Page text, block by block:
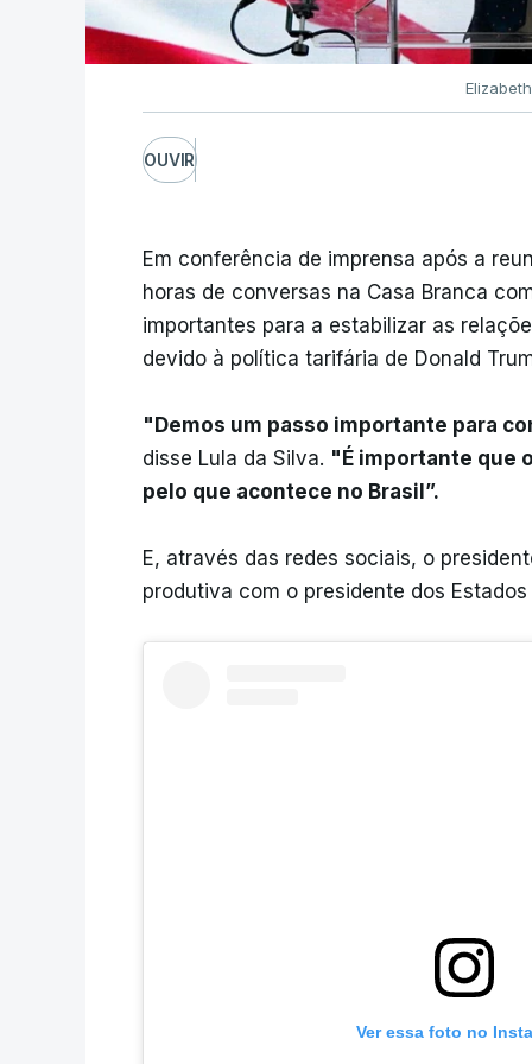
OUVIR
Em conferência de imprensa após a
horas de conversas na Casa Branca
importantes para a estabilizar as
devido à política tarifária de Donald
"Demos um passo importante para
disse Lula da Silva. "É importante que
pelo que acontece no Brasil”.
E, através das redes sociais, o
produtiva com o presidente dos Estados
Ver essa foto no